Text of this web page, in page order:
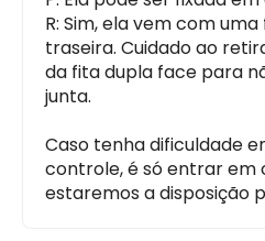
R: Sim, ela vem com
traseira. Cuidado ao
da fita dupla face para
junta.
Caso tenha dificuldade
controle, é só entrar em
estaremos a disposição